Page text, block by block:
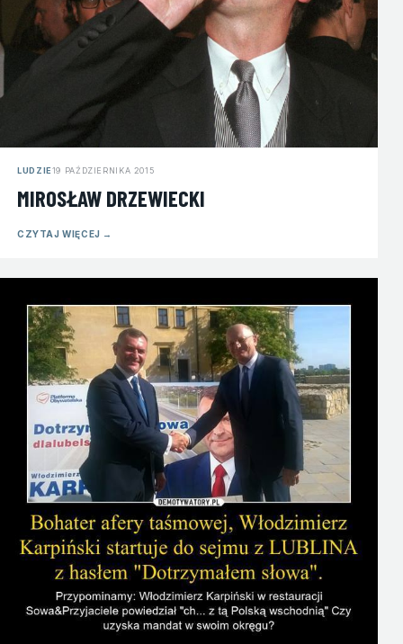
LUDZIE19 PAŹDZIERNIKA 2015
MIROSŁAW DRZEWIECKI
CZYTAJ WIĘCEJ →